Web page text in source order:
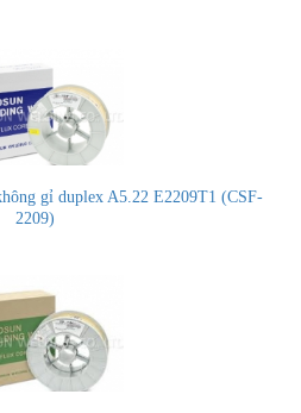
gỉ duplex A5.22 E2209T1 (CSF-
2209)